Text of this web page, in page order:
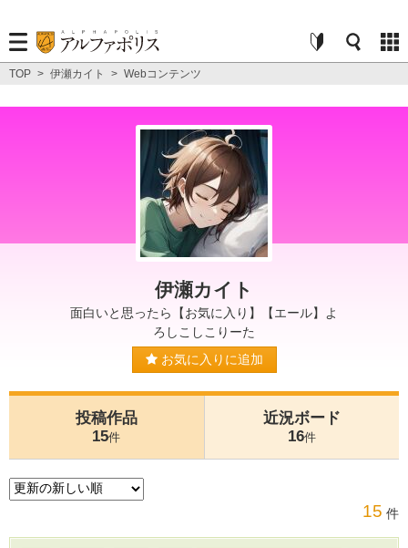
TOP > 伊瀬カイト > Webコンテンツ
伊瀬カイト
面白いと思ったら【お気に入り】【エール】よ
ろしこしこりーた
お気に入りに追加
投稿作品
15件
近況ボード
16件
15 件